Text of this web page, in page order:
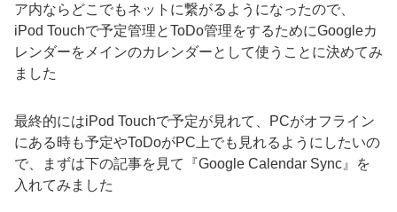
ア内ならどこでもネットに繋がるようになったので、
iPod Touchで予定管理とToDo管理をするためにGoogleカ
レンダーをメインのカレンダーとして使うことに決めてみ
ました
最終的にはiPod Touchで予定が見れて、PCがオフライン
にある時も予定やToDoがPC上でも見れるようにしたいの
で、まずは下の記事を見て『Google Calendar Sync』を
入れてみました